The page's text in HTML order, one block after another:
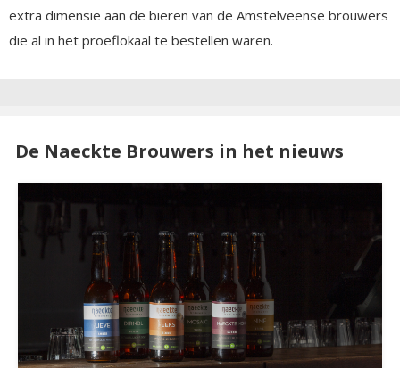
extra dimensie aan de bieren van de Amstelveense brouwers
die al in het proeflokaal te bestellen waren.
De Naeckte Brouwers in het nieuws